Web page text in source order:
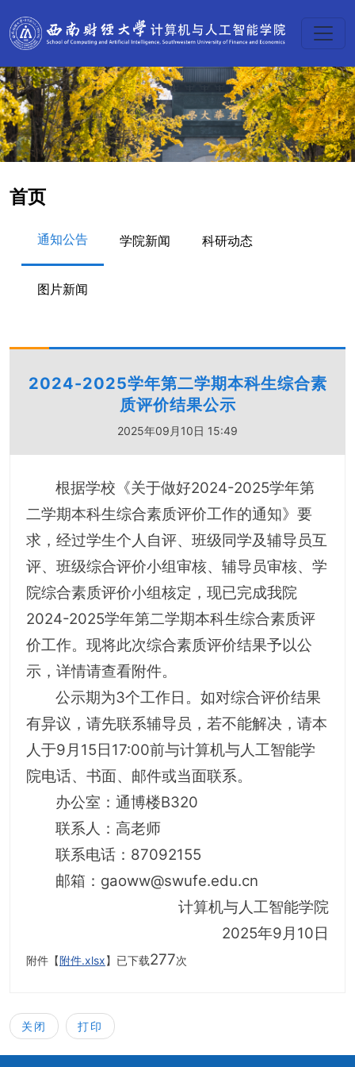
首页
通知公告 学院新闻 科研动态
图片新闻
2024-2025学年第二学期本科生综合素
质评价结果公示
2025年09月10日 15:49
根据学校《关于做好2024-2025学年第
二学期本科生综合素质评价工作的通知》要
求，经过学生个人自评、班级同学及辅导员互
评、班级综合评价小组审核、辅导员审核、学
院综合素质评价小组核定，现已完成我院
2024-2025学年第二学期本科生综合素质评
价工作。现将此次综合素质评价结果予以公
示，详情请查看附件。
公示期为3个工作日。如对综合评价结果
有异议，请先联系辅导员，若不能解决，请本
人于9月15日17:00前与计算机与人工智能学
院电话、书面、邮件或当面联系。
办公室：通博楼B320
联系人：高老师
联系电话：87092155
邮箱：gaoww@swufe.edu.cn
计算机与人工智能学院
2025年9月10日
附件【附件.xlsx】已下载277次
关闭 打印